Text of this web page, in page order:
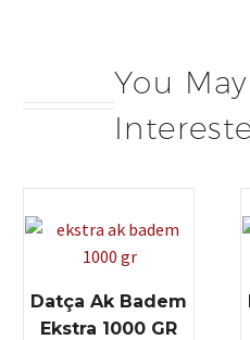
You
Datça Ak Badem
Ekstra 1000 GR